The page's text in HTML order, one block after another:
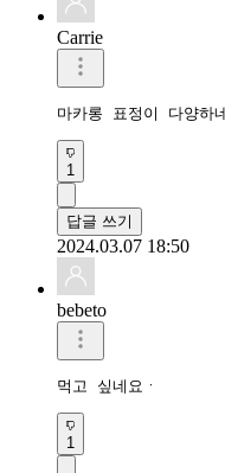
Carrie
마카롱 표정이 다양하
1
답글 쓰기
2024.03.07 18:50
bebeto
먹고 싶네요ㆍ
1